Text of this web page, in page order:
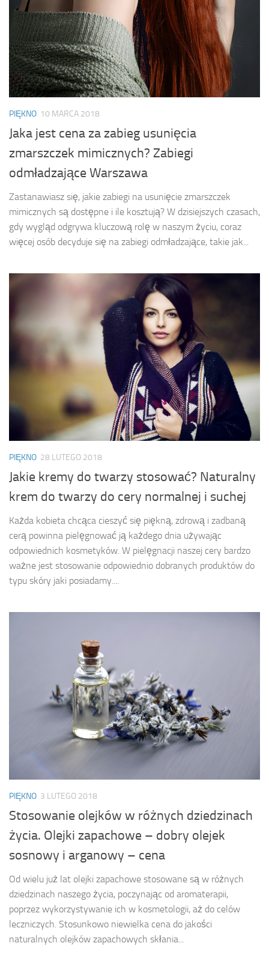
PIĘKNO 10 MARCA 2018
Jaka jest cena za zabieg usunięcia
zmarszczek mimicznych? Zabiegi
odmładzające Warszawa
Zastanawiasz się, jakie zabiegi na usunięcie zmarszczek
mimicznych są dostępne i ile kosztują? W dzisiejszych czasach,
gdy wygląd odgrywa kluczową rolę w naszym życiu, coraz
więcej osób decyduje się na zabiegi odmładzające, takie jak...
PIĘKNO 28 LUTEGO 2018
Jakie kremy do twarzy stosować? Naturalny
krem do twarzy do cery normalnej i suchej
Każda kobieta chcąca cieszyć się piękną, zdrową i zadbaną
cerą powinna pielęgnować ją każdego dnia używając
odpowiednich kosmetyków. W pielęgnacji naszej cery bardzo
ważne jest stosowanie odpowiednio dobranych produktów do
typu skóry jaki posiadamy....
PIĘKNO 3 LUTEGO 2018
Stosowanie olejków w różnych dziedzinach
życia. Olejki zapachowe – dobry olejek
sosnowy i arganowy – cena
Od wielu już lat olejki zapachowe stosowane są w różnych
dziedzinach naszego życia, poczynając od aromaterapii,
poprzez wykorzystywanie ich w kosmetologii, aż do celów
leczniczych. Stosunkowo niewielka cena do jakości
naturalnych olejków zapachowych skłania...